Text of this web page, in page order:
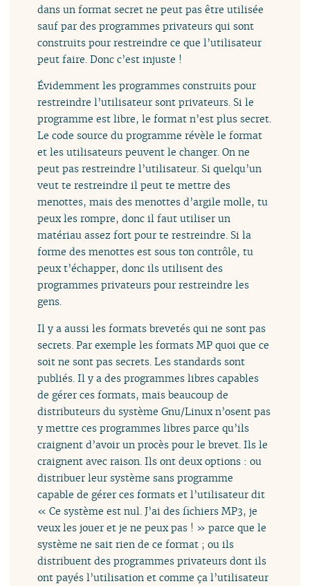
dans un format secret ne peut pas être utilisée
sauf par des programmes privateurs qui sont
construits pour restreindre ce que l’utilisateur
peut faire. Donc c’est injuste !
Évidemment les programmes construits pour
restreindre l’utilisateur sont privateurs. Si le
programme est libre, le format n’est plus secret.
Le code source du programme révèle le format
et les utilisateurs peuvent le changer. On ne
peut pas restreindre l’utilisateur. Si quelqu’un
veut te restreindre il peut te mettre des
menottes, mais des menottes d’argile molle, tu
peux les rompre, donc il faut utiliser un
matériau assez fort pour te restreindre. Si la
forme des menottes est sous ton contrôle, tu
peux t’échapper, donc ils utilisent des
programmes privateurs pour restreindre les
gens.
Il y a aussi les formats brevetés qui ne sont pas
secrets. Par exemple les formats MP quoi que ce
soit ne sont pas secrets. Les standards sont
publiés. Il y a des programmes libres capables
de gérer ces formats, mais beaucoup de
distributeurs du système Gnu/Linux n’osent pas
y mettre ces programmes libres parce qu’ils
craignent d’avoir un procès pour le brevet. Ils le
craignent avec raison. Ils ont deux options : ou
distribuer leur système sans programme
capable de gérer ces formats et l’utilisateur dit
« Ce système est nul. J’ai des fichiers MP3, je
veux les jouer et je ne peux pas ! » parce que le
système ne sait rien de ce format ; ou ils
distribuent des programmes privateurs dont ils
ont payés l’utilisation et comme ça l’utilisateur